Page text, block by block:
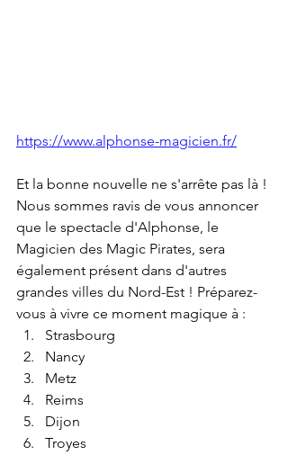
https://www.alphonse-magicien.fr/
Et la bonne nouvelle ne s'arrête pas là !
Nous sommes ravis de vous annoncer
que le spectacle d'Alphonse, le
Magicien des Magic Pirates, sera
également présent dans d'autres
grandes villes du Nord-Est ! Préparez-
vous à vivre ce moment magique à :
Strasbourg
Nancy
Metz
Reims
Dijon
Troyes